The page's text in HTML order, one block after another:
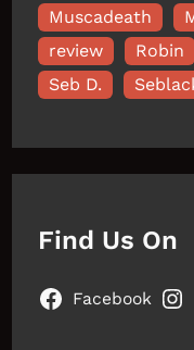
Muscadeath
review
Robin
Seb D.
Find Us On
Facebook